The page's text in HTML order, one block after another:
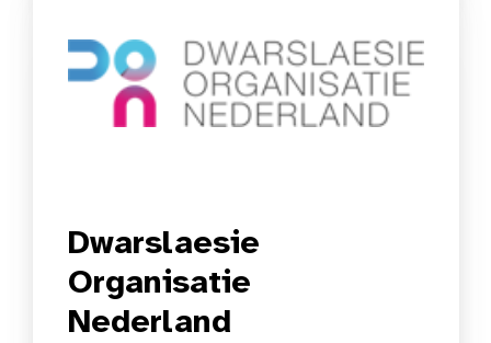
Dwarslaesie
Organisatie
Nederland